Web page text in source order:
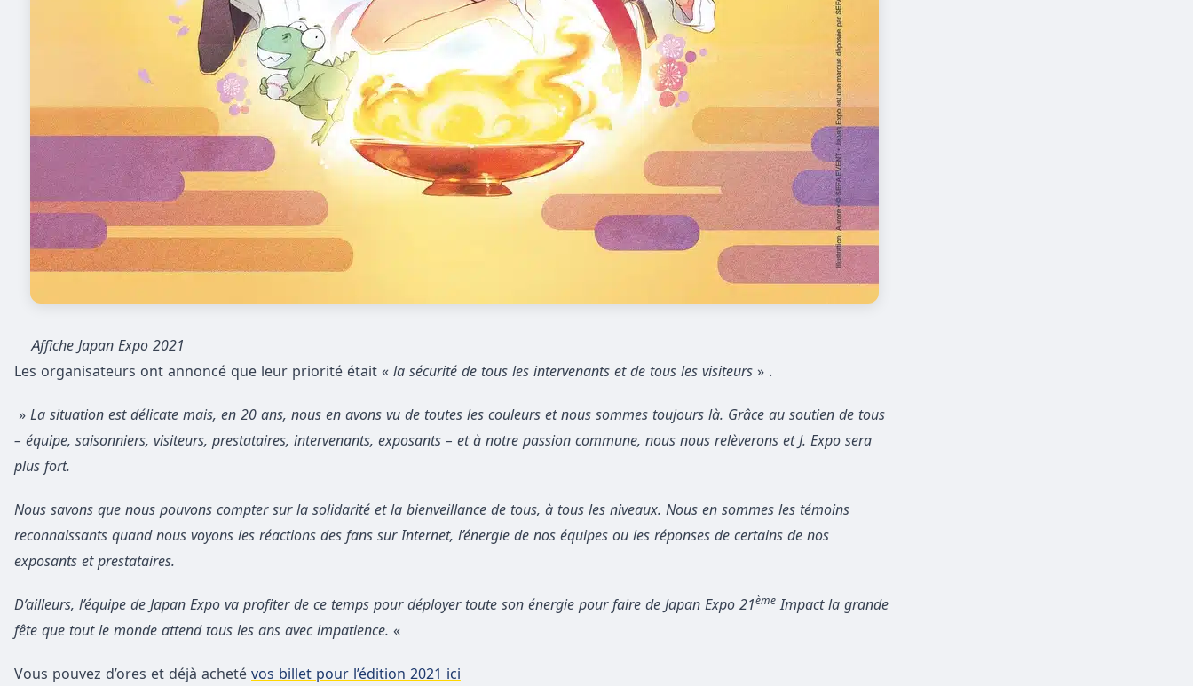
Affiche Japan Expo 2021
Les organisateurs ont annoncé que leur priorité était « la sécurité de tous les intervenants et de tous les visiteurs » .
» La situation est délicate mais, en 20 ans, nous en avons vu de toutes les couleurs et nous sommes toujours là. Grâce au soutien de tous
– équipe, saisonniers, visiteurs, prestataires, intervenants, exposants – et à notre passion commune, nous nous relèverons et J. Expo sera
plus fort.
Nous savons que nous pouvons compter sur la solidarité et la bienveillance de tous, à tous les niveaux. Nous en sommes les témoins
reconnaissants quand nous voyons les réactions des fans sur Internet, l’énergie de nos équipes ou les réponses de certains de nos
exposants et prestataires.
D’ailleurs, l’équipe de Japan Expo va profiter de ce temps pour déployer toute son énergie pour faire de Japan Expo 21ème Impact la grande
fête que tout le monde attend tous les ans avec impatience. «
Vous pouvez d’ores et déjà acheté vos billet pour l’édition 2021 ici